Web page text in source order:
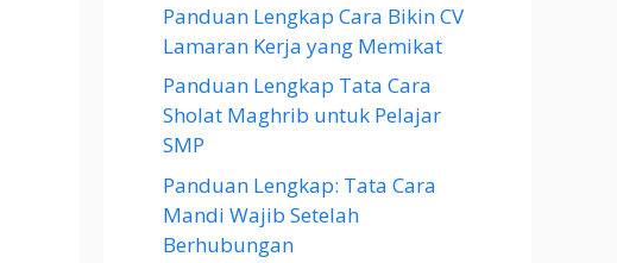
Panduan Lengkap Cara Bikin CV
Lamaran Kerja yang Memikat
Panduan Lengkap Tata Cara
Sholat Maghrib untuk Pelajar
SMP
Panduan Lengkap: Tata Cara
Mandi Wajib Setelah
Berhubungan